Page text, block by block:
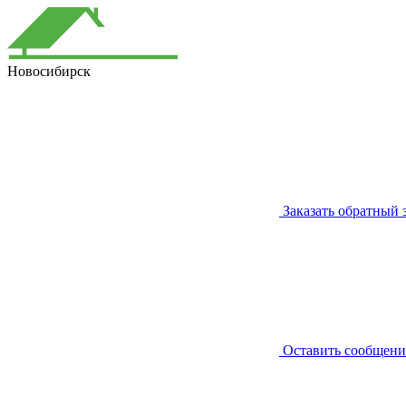
Новосибирск
Заказать обратный
Оставить